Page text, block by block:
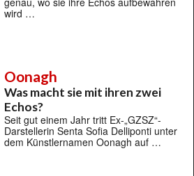
wird …
Oonagh
Was macht sie mit ihren zwei
Echos?
Seit gut einem Jahr tritt Ex-„GZSZ“-
Darstellerin Senta Sofia Delliponti unter
dem Künstlernamen Oonagh auf …